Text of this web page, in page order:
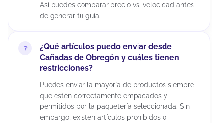
Así puedes comparar precio vs. velocidad antes
de generar tu guía.
¿Qué artículos puedo enviar desde
Cañadas de Obregón y cuáles tienen
restricciones?
Puedes enviar la mayoría de productos siempre
que estén correctamente empacados y
permitidos por la paquetería seleccionada. Sin
embargo, existen artículos prohibidos o